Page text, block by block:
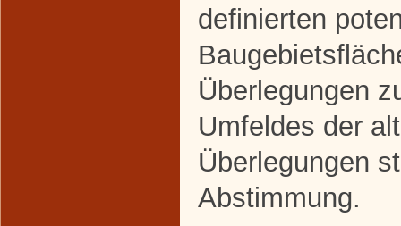
definierten
Überlegungen
Umfeldes der
Überlegungen
Abstimmung.